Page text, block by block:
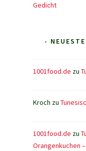
Gedicht
-
1001food.de zu
Kroch zu
1001food.de zu
Orangenkuchen